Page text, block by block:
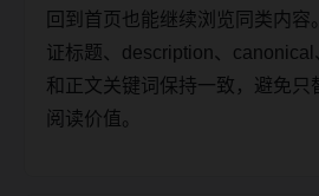
回到首页也能继续浏览同类内
证标题、description、
和正文关键词保持一致，避免只
阅读价值。